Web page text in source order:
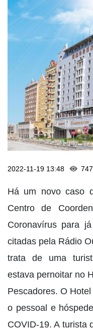
2022-11-19 13:48 747
Há um novo caso
Centro de
Coronavírus para
citadas pela Rádio
trata de uma
estava pernoitar no
Pescadores. O
o pessoal e
COVID-19. A turista